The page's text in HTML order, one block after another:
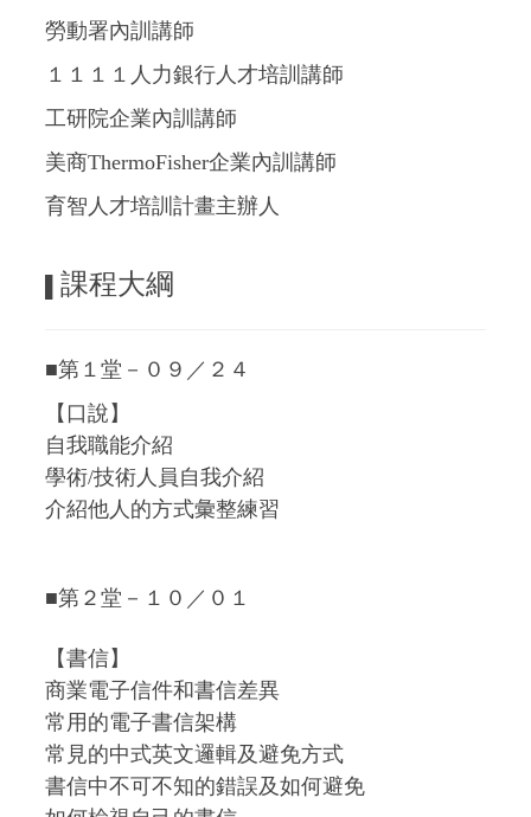
勞動署內訓講師
１１１１人力銀行人才培訓講師
工研院企業內訓講師
美商ThermoFisher企業內訓講師
育智人才培訓計畫主辦人
課程大綱
■第１堂－０９／２４
【口說】
自我職能介紹
學術/技術人員自我介紹
介紹他人的方式彙整練習
■第２堂－１０／０１
【書信】
商業電子信件和書信差異
常用的電子書信架構
常見的中式英文邏輯及避免方式
書信中不可不知的錯誤及如何避免